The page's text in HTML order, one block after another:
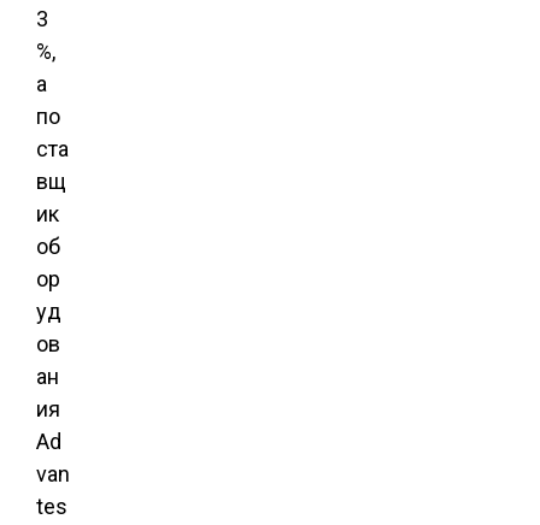
3
%,
а
по
ста
вщ
ик
об
ор
уд
ов
ан
ия
Ad
van
tes